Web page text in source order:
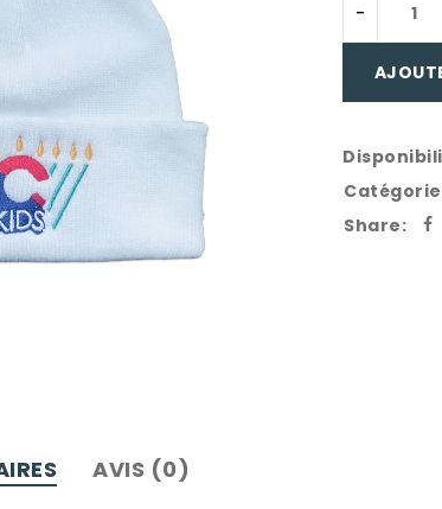
Share:
AVIS (0)